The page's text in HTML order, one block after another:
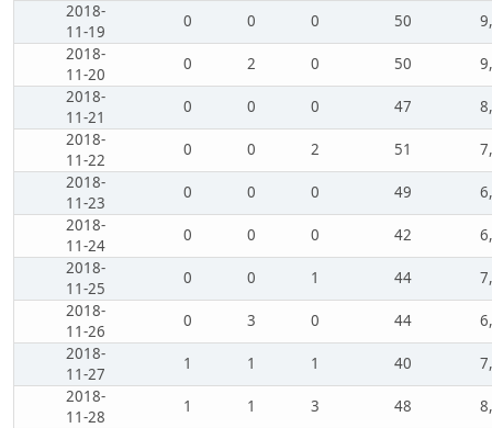
2018-
11-19
0 0 0 50
2018-
11-20
0 2 0 50
2018-
11-21
0 0 0 47
2018-
11-22
0 0 2 51
2018-
11-23
0 0 0 49
2018-
11-24
0 0 0 42
2018-
11-25
0 0 1 44
2018-
11-26
0 3 0 44
2018-
11-27
1 1 1 40
2018-
11-28
1 1 3 48